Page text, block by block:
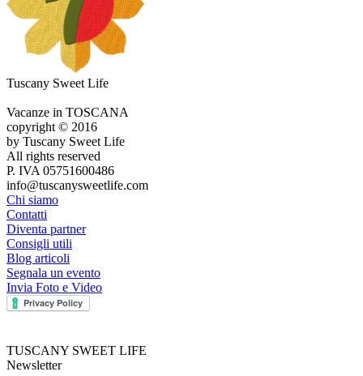
Tuscany Sweet Life
Vacanze in TOSCANA
copyright © 2016
by Tuscany Sweet Life
All rights reserved
P. IVA 05751600486
info@tuscanysweetlife.com
Chi siamo
Contatti
Diventa partner
Consigli utili
Blog articoli
Segnala un evento
Invia Foto e Video
TUSCANY SWEET LIFE
Newsletter